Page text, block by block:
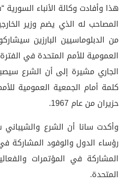
هذا وأفادت وكالة الأنباء
المصاحب له الذي يضم وزير
من الدبلوماسيين البارزين
الجاري مشيرة إلى أن الشرع
كلمة أمام الجمعية العمومية
حزيران من عام 1967.
وأكدت سانا أن الشرع والشيباني
رؤساء الدول والوفود المشاركة
المشاركة في المؤتمرات
المتحدة.